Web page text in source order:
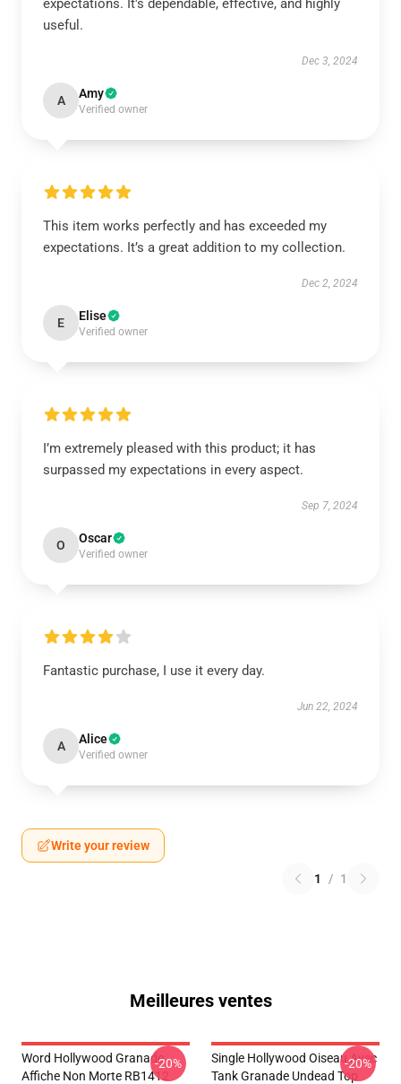
expectations. It's dependable, effective, and highly
useful.
Dec 3, 2024
A Amy
Verified owner
This item works perfectly and has exceeded my
expectations. It’s a great addition to my collection.
Dec 2, 2024
E Elise
Verified owner
I’m extremely pleased with this product; it has
surpassed my expectations in every aspect.
Sep 7, 2024
O Oscar
Verified owner
Fantastic purchase, I use it every day.
Jun 22, 2024
A Alice
Verified owner
Write your review
1 / 1
Meilleures ventes
Word Hollywood Granade
Affiche Non Morte RB1412
-20%
Single Hollywood Oiseau Avec
Tank Granade Undead Top
-20%